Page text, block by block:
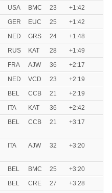
USA BMC 23
+1:42
GER EUC 25
+1:42
NED GRS 24
+1:48
RUS KAT 28
+1:49
FRA AJW 36
+2:17
NED VCD 23
+2:19
BEL CCB 21
+2:19
ITA KAT 36
+2:42
BEL CCB 21 +3:17
ITA AJW 32 +3:20
BEL BMC 25
+3:20
BEL CRE 27
+3:28